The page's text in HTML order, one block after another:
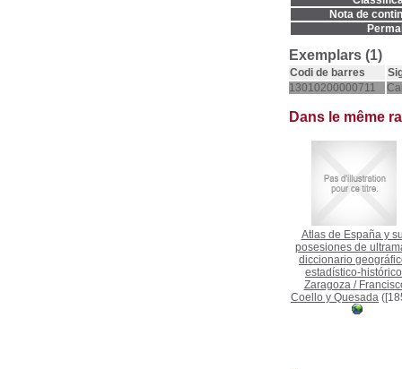
Nota de
Exemplars (1)
Codi de barres
13010200000711
Dans le même
Atlas de España y
posesiones de
diccionario
estadístico-
Zaragoza/
Coello y Quesada